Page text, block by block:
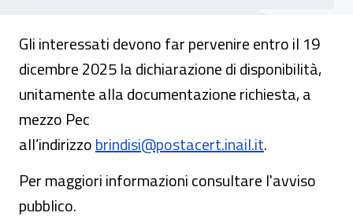
Gli interessati devono far pervenire entro il 19
dicembre 2025 la dichiarazione di disponibilità,
unitamente alla documentazione richiesta, a
mezzo Pec
all’indirizzobrindisi@postacert.inail.it.
Per maggiori informazioni consultare l'avviso
pubblico.